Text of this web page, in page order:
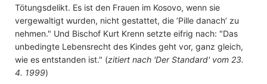
Tötungsdelikt. Es ist den Frauen im Kosovo, wenn sie
vergewaltigt wurden, nicht gestattet, die ’Pille danach’ zu
nehmen." Und Bischof Kurt Krenn setzte eifrig nach: "Das
unbedingte Lebensrecht des Kindes geht vor, ganz gleich,
wie es entstanden ist." (zitiert nach 'Der Standard' vom 23.
4. 1999)